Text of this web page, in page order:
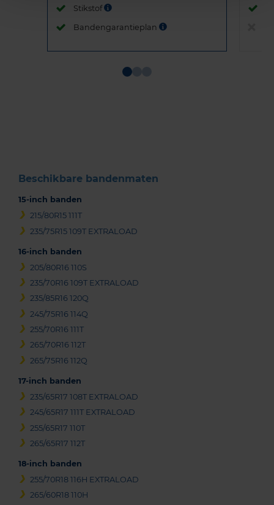
Stikstof
Bandengarantieplan
Beschikbare bandenmaten
15-inch banden
215/80R15 111T
235/75R15 109T EXTRALOAD
16-inch banden
205/80R16 110S
235/70R16 109T EXTRALOAD
235/85R16 120Q
245/75R16 114Q
255/70R16 111T
265/70R16 112T
265/75R16 112Q
17-inch banden
235/65R17 108T EXTRALOAD
245/65R17 111T EXTRALOAD
255/65R17 110T
265/65R17 112T
18-inch banden
255/70R18 116H EXTRALOAD
265/60R18 110H